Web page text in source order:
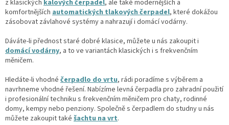
z klasických kalových čerpadel, ale také modernějších a
komfortnějších automatických tlakových čerpadel, které dokážou
zásobovat závlahové systémy a nahrazují i domácí vodárny.
Dáváte-li přednost staré dobré klasice, můžete u nás zakoupit i
domácí vodárny, a to ve variantách klasických i s frekvenčním
měničem.
Hledáte-li vhodné čerpadlo do vrtu, rádi poradíme s výběrem a
navrhneme vhodné řešení. Nabízíme levná čerpadla pro zahradní použití
i profesionální techniku s frekvenčním měničem pro chaty, rodinné
domy, kempy nebo penziony. Společně s čerpadlem do studny u nás
můžete zakoupit také šachtu na vrt.